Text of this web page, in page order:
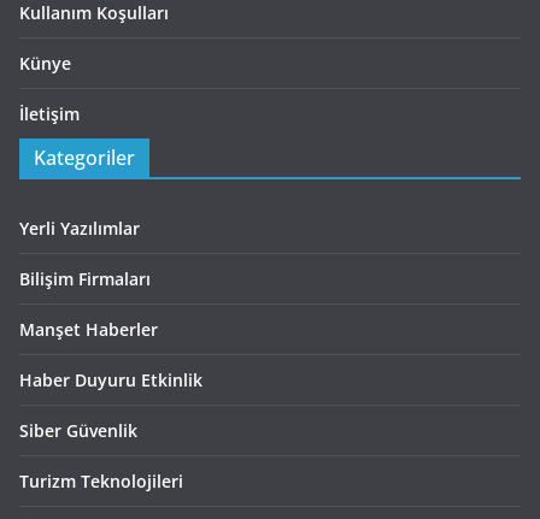
Kullanım Koşulları
Künye
İletişim
Kategoriler
Yerli Yazılımlar
Bilişim Firmaları
Manşet Haberler
Haber Duyuru Etkinlik
Siber Güvenlik
Turizm Teknolojileri